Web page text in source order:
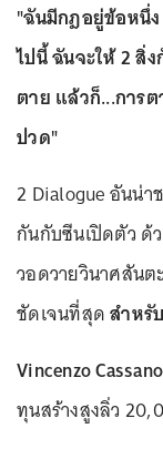
"ฉันมีกฎอยู่ข้อหนึ่ง
ไปนี้ ฉันจะให้ 2 สิ่
ตาย แล้วก็...การ
ปวด"
2 Dialogue อันน่า
กันกับซีนเปิดตัว ด้
วอดวายวินาศสัน
ชัดเจนที่สุดสำหรั
Vincenzo Cassano
ทุนสร้างสูงลิ่ว